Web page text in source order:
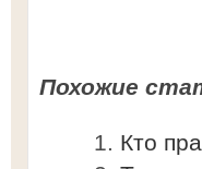
Похожие
Кто